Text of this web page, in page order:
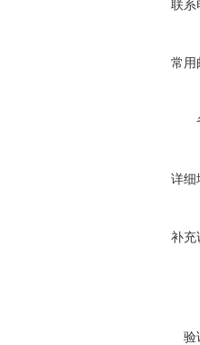
联系
常用
详细
补充
验